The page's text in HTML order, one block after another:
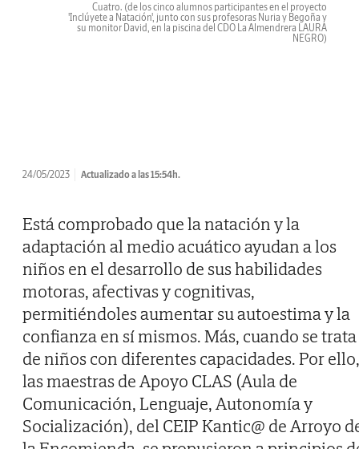
Cuatro. (de los cinco alumnos participantes en el proyecto
'Inclúyete a Natación', junto con sus profesoras Nuria y Begoña y
su monitor David, en la piscina del CDO La Almendrera LAURA
NEGRO)
24/05/2023 Actualizado a las 15:54h.
Está comprobado que la natación y la
adaptación al medio acuático ayudan a los
niños en el desarrollo de sus habilidades
motoras, afectivas y cognitivas,
permitiéndoles aumentar su autoestima y la
confianza en sí mismos. Más, cuando se trata
de niños con diferentes capacidades. Por ello,
las maestras de Apoyo CLAS (Aula de
Comunicación, Lenguaje, Autonomía y
Socialización), del CEIP Kantic@ de Arroyo